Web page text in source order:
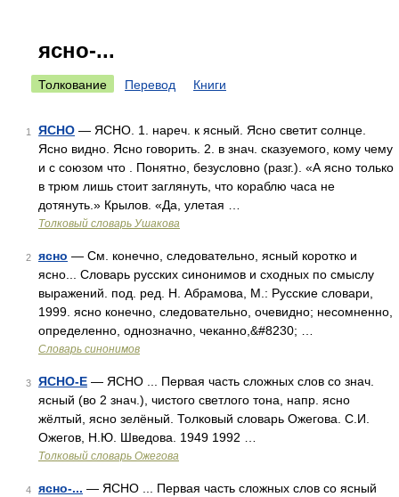
ясно-...
Толкование Перевод Книги
1 ЯСНО — ЯСНО. 1. нареч. к ясный. Ясно светит солнце.
Ясно видно. Ясно говорить. 2. в знач. сказуемого, кому чему
и с союзом что . Понятно, безусловно (разг.). «А ясно только
в трюм лишь стоит заглянуть, что кораблю часа не
дотянуть.» Крылов. «Да, улетая …
Толковый словарь Ушакова
2 ясно — См. конечно, следовательно, ясный коротко и
ясно... Словарь русских синонимов и сходных по смыслу
выражений. под. ред. Н. Абрамова, М.: Русские словари,
1999. ясно конечно, следовательно, очевидно; несомненно,
определенно, однозначно, чеканно,&#8230; …
Словарь синонимов
3 ЯСНО-Е — ЯСНО ... Первая часть сложных слов со знач.
ясный (во 2 знач.), чистого светлого тона, напр. ясно
жёлтый, ясно зелёный. Толковый словарь Ожегова. С.И.
Ожегов, Н.Ю. Шведова. 1949 1992 …
Толковый словарь Ожегова
4 ясно-... — ЯСНО ... Первая часть сложных слов со ясный